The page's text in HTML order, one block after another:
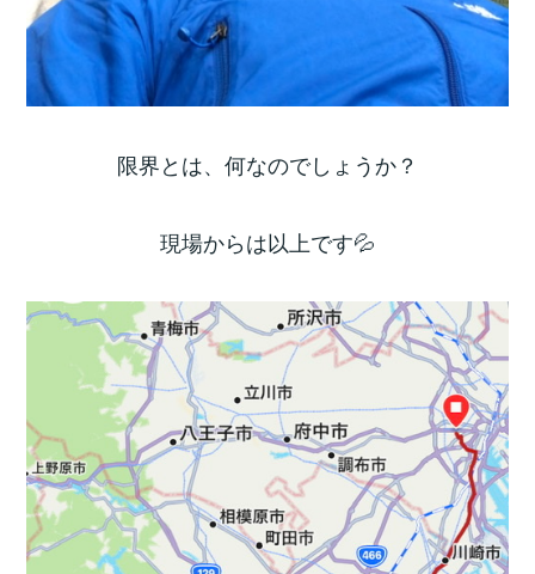
限界とは、何なのでしょうか？
現場からは以上です💦